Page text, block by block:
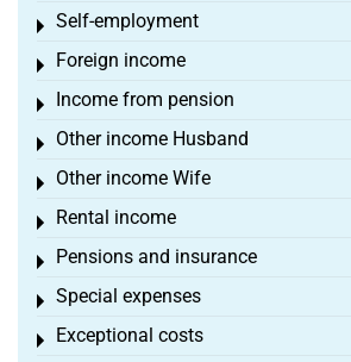
Self-employment
Toggle menu
Foreign income
Toggle menu
Income from pension
Toggle menu
Other income Husband
Toggle menu
Other income Wife
Toggle menu
Rental income
Toggle menu
Pensions and insurance
Toggle menu
Special expenses
Toggle menu
Exceptional costs
Toggle menu